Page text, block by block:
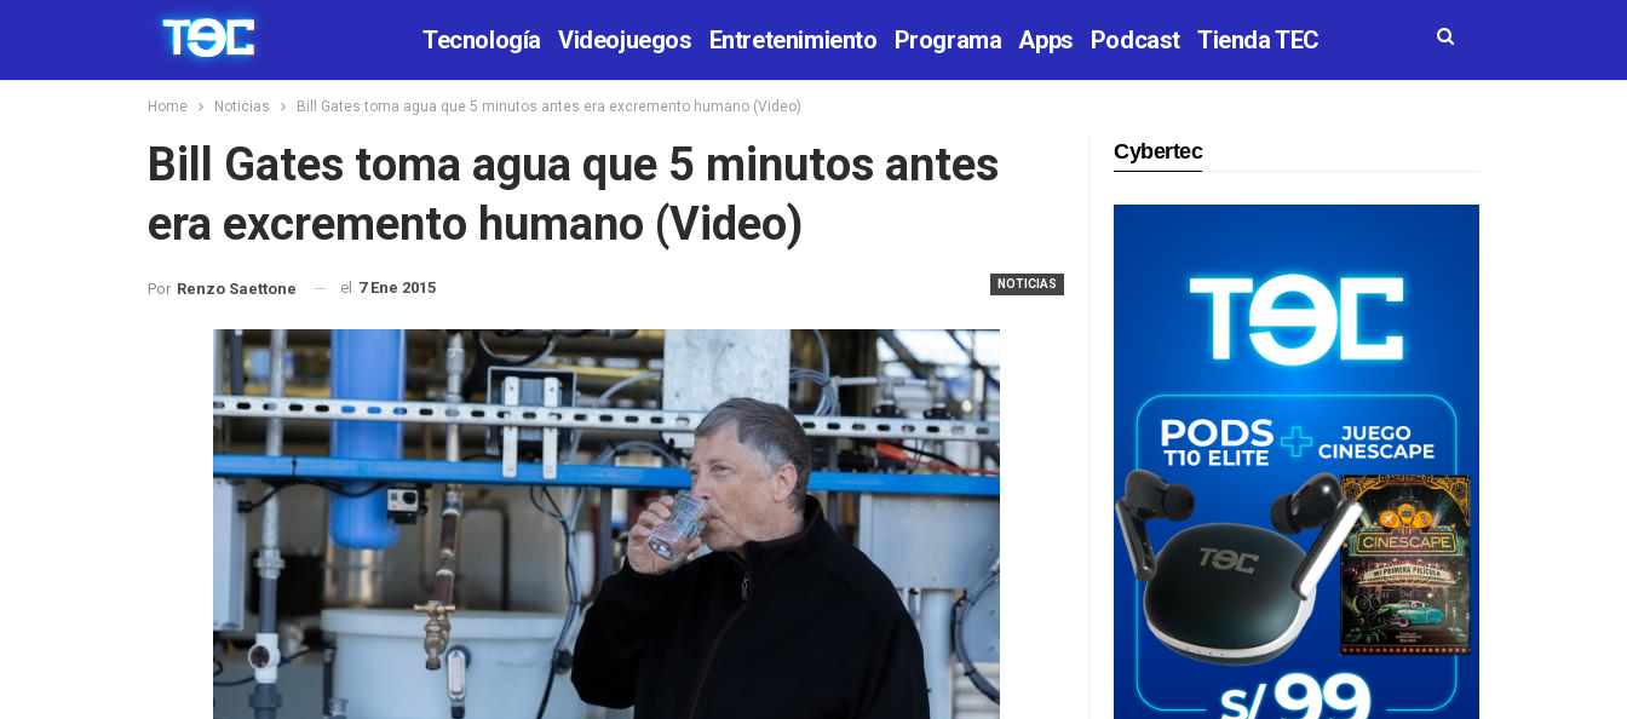
Tecnología Videojuegos Entretenimiento Programa Apps Podcast Tienda TEC
Home Noticias Bill Gates toma agua que 5 minutos antes era excremento humano (Video)
Bill Gates toma agua que 5 minutos antes
era excremento humano (Video)
NOTICIAS
Por Renzo Saettone el 7 Ene 2015
Cybertec